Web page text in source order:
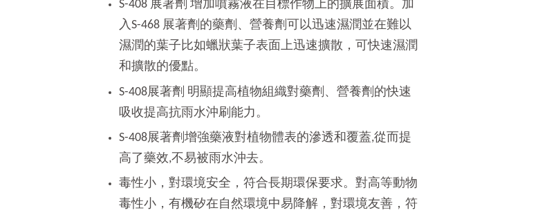
S-408 展著劑 增加噴霧液在目標作物上的擴展面積。加
入S-468 展著劑的藥劑、營養劑 可以迅速濕潤並在難以
濕潤的葉子比如蠟狀葉子表面上迅速擴散，可快速濕潤
和擴散的優點。
S-408展著劑 明顯提高植物組織對藥劑、營養劑 的快速
吸收提高抗雨水沖刷能力。
S-408展著劑增強藥液對植物體表的滲透和覆蓋,從而提
高了藥效,不易被雨水沖去。
毒性小，對環境安全，符合長期環保要求。對高等動物
毒性小，有機矽在自然環境中易降解，對環境友善，符